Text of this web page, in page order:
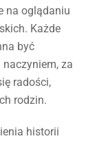
na oglądaniu
Każde
być
za
radości,
rodzin.
historii